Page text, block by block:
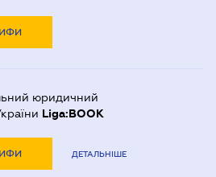
юридичний
Liga:BOOK
ДЕТАЛЬНІШЕ